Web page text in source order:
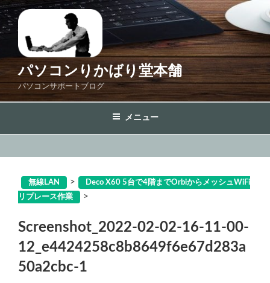
コ
ン
テ
ス
プ
パソコンりかばり堂本舗
パソコンサポートブログ
メニュー
無線LAN >
Deco X60 5台で4階までOrbiからメッシュWiFi
リプレース作業
>
Screenshot_2022-02-02-16-11-00-
12_e4424258c8b8649f6e67d283a
50a2cbc-1